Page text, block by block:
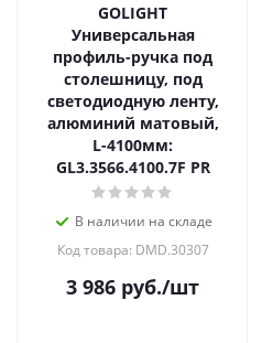
GOLIGHT
Универсальная
профиль-ручка под
столешницу, под
светодиодную ленту,
алюминий матовый,
L-4100мм:
GL3.3566.4100.7F PR
В наличии на складе
Код товара: DMD.30307
3 986 руб./шт